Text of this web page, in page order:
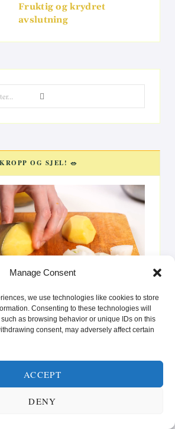
Manage Consent
we use technologies like cookies to store
Consenting to these technologies will
as browsing behavior or unique IDs on this
consent, may adversely affect certain
ACCEPT
DENY
Fruktig og krydret
avslutning
OG SJEL! 🥗
oppskrifter som gir glede på tallerkenen
Enten du er ute etter raske løsninger
er vi her for å hjelpe deg med å nå